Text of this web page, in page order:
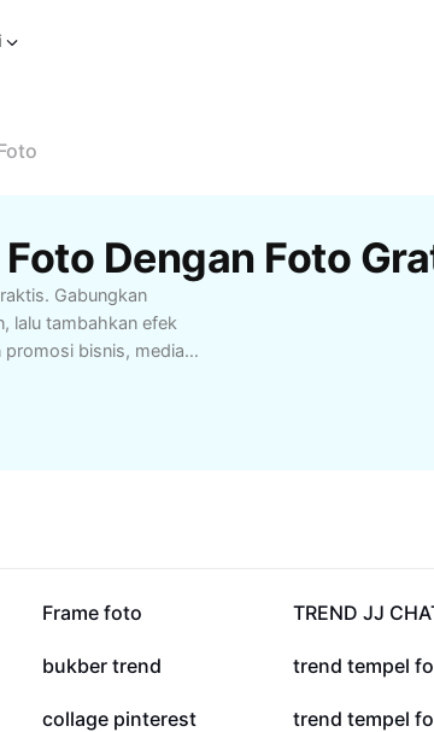
Gabungkan
lalu tambahkan efek
bisnis, media
sekarang dan
152,4 rb
Frame foto 134,6 rb
TREND JJ
16,4 rb
bukber trend 11,9 rb
trend tempel
5,4 rb
collage pinterest 4 rb
trend tempel